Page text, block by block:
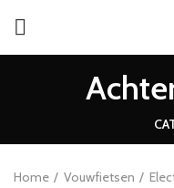
Home Vouwfietsen